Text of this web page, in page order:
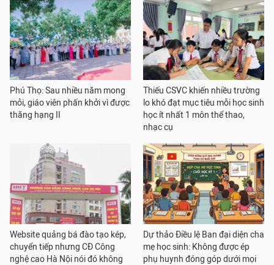
Phú Thọ: Sau nhiều năm mong
mỏi, giáo viên phấn khởi vì được
thăng hạng II
Thiếu CSVC khiến nhiều trường
lo khó đạt mục tiêu mỗi học sinh
học ít nhất 1 môn thể thao,
nhạc cụ
Website quảng bá đào tạo kép,
chuyển tiếp nhưng CĐ Công
nghệ cao Hà Nội nói đó không
Dự thảo Điều lệ Ban đại diện cha
mẹ học sinh: Không được ép
phụ huynh đóng góp dưới mọi